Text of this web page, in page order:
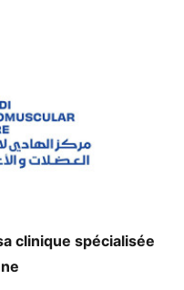
clinique spécialisée